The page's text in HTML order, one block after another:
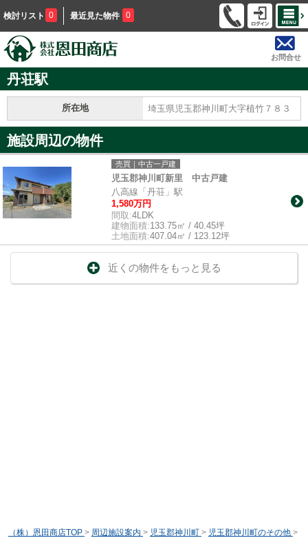
検討リスト 0 最近見た物件 0
お問合せ
丹荘駅
所在地 埼玉県児玉郡神川町大字植竹７８３
施設周辺の物件
売買｜中古一戸建
児玉郡神川町新里 中古戸建
八高線「丹荘」駅
1,580万円
間取:4LDK
建物面積:133.75㎡ / 40.45坪
土地面積:407.04㎡ / 123.12坪
近くの物件をもっと見る
（株）恩田商店TOP > 周辺施設案内 > 児玉郡神川町 > 児玉郡神川町のその他 >